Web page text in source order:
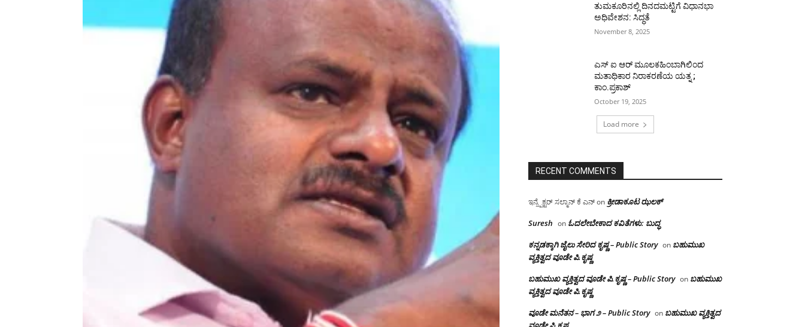
ತುಮಕೂರಿನಲ್ಲಿ ದಿನದಮಟ್ಟಿಗೆ ವಿಧಾನಭಾ
ಅಧಿವೇಶನ: ಸಿದ್ಧತೆ
November 8, 2025
ಎಸ್ ಐ ಆರ್ ಮೂಲಕಹಿಂಬಾಗಿಲಿಂದ
ಮತಾಧಿಕಾರ ನಿರಾಕರಣೆಯ ಯತ್ನ ;
ಕಾಂ.ಪ್ರಕಾಶ್
October 19, 2025
Load more
RECENT COMMENTS
ಇನ್ಸ್ಪೆಕ್ಟರ್ ಸಲ್ಮಾನ್ ಕೆ ಎನ್on ಕ್ರೀಡಾಕೂಟ ಝಲಕ್
Suresh on ಓದಲೇಬೇಕಾದ‌ ಕವಿತೆಗಳು: ಬುದ್ಧ
ಕನ್ನಡಕ್ಕಾಗಿ ಜೈಲು ಸೇರಿದ ಕೃಷ್ಣ – Public Story on ಬಹುಮುಖ
ವ್ಯಕ್ತಿತ್ವದ ವೂಡೇ ಪಿ.ಕೃಷ್ಣ
ಬಹುಮುಖ ವ್ಯಕ್ತಿತ್ವದ ವೂಡೇ ಪಿ.ಕೃಷ್ಣ – Public Story on ಬಹುಮುಖ
ವ್ಯಕ್ತಿತ್ವದ ವೂಡೇ ಪಿ.ಕೃಷ್ಣ
ವೂಡೇ ಮನೆತನ – ಭಾಗ ೨ – Public Story on ಬಹುಮುಖ ವ್ಯಕ್ತಿತ್ವದ